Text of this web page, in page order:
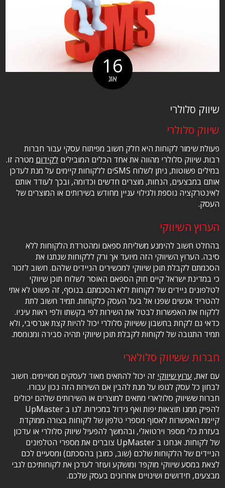
16
אוג
שיווק סלולרי
שיווק סלולרי
פעולת שימור לקוחות היא חלק חשוב מפיתוח עסקי עבור חברות
רבות. שיווק סלולרי מהווה את אחד הכלים המוביליםלקידום מטרה זו.
במילים פשוטות, ניתן לשלוח SMSים ללקוחות קיימים על מנת לעדכן
אותם במבצעים, הנחות, מוצרים חדשים וכדומה, ובכך לעודד אותם
לאינטרקציה נוספת ולגילוי עניין מחודש בשירותים או המוצרים של
העסק.
הערוץ השיווקי
בהחלט חשוב להימנע משליחת ספאם ומהטרדת הלקוחות ללא
סיבה. הערוץ השיווקי הזה מיועד אך ורק ללקוחות שנתנו את
הסכמתם לקבלת תוכן שיווקי למכשירים הניידים שלהם. חשוב לזכור
כי במדינת ישראל קיים חוק הספאם האוסר לשלוח תוכן שיווקי
לטלפונים ניידים של לקוחות ללא הסכמתם. בנוסף, זה פשוט לא אתי
להטריד אנשים שפנו אל בעל העסק כלקוחות. תמיד חשוב לתת
ללקוח את האפשרות לבטל את השירות לפי בקשתו ולפי ראות עיניו.
כדאי גם לקחת בחשבון ששיווק סלולרי יכול להיות קצת אגרסיבי, ולא
תמיד התגובה של לקוחות לקבלת תוכן שיווקי תהיה סבירה ומנומסת.
חברות ששיווק סלולארי
עם זאת,ערוץ שיווקי זה יכול להתאים מאוד לעסקים מסויימים. חשוב
לבחון כל עסק לגופו על מנת להבין אם השירות הזה נכון עבורו.
חברות ששיווק סלולארי מתאים למוצרים או השירותים שלהם יכולים
להפיק ממנו תוצאות יפות ואף גידול במכירות. לנו ב UpMaster
קיימת האפשרות לאסוף מספרי טלפון של לקוחות בצורה ממוקדת
בעזרת כלי מספר וירטואלי, ובהמשך להפעיל שיווק סלולרי או עדכון
של לקוחות. אנחנו ב UpMaster צוברים את מספרי הטלפונים
הניידים של הלקוחות שלכם (שוב, כמובן בהסכתם) ומסעיים לכם
לצאת במסע שיווקי מוקפד ומושקע ועוזר לעדכן את לקוחותיכם לגבי
מבצעים, חידושים ושינויים אחרונים בעסק שלכם.